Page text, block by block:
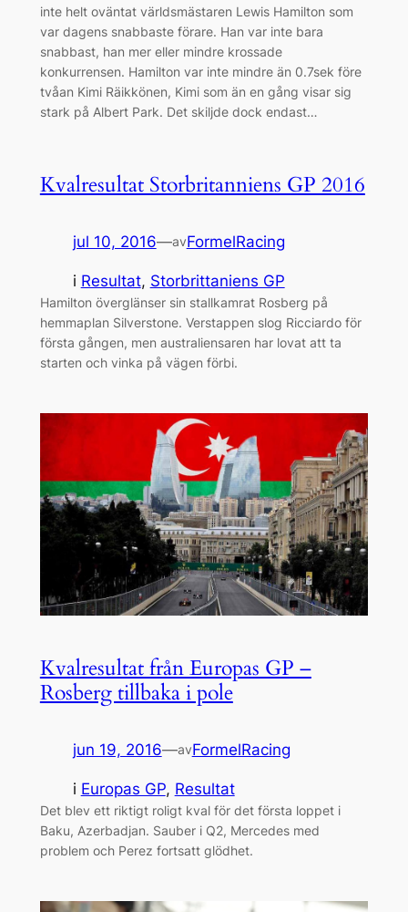
inte helt oväntat världsmästaren Lewis Hamilton som
var dagens snabbaste förare. Han var inte bara
snabbast, han mer eller mindre krossade
konkurrensen. Hamilton var inte mindre än 0.7sek före
tvåan Kimi Räikkönen, Kimi som än en gång visar sig
stark på Albert Park. Det skiljde dock endast…
Kvalresultat Storbritanniens GP 2016
jul 10, 2016—avFormelRacing
i Resultat, Storbrittaniens GP
Hamilton överglänser sin stallkamrat Rosberg på
hemmaplan Silverstone. Verstappen slog Ricciardo för
första gången, men australiensaren har lovat att ta
starten och vinka på vägen förbi.
Kvalresultat från Europas GP –
Rosberg tillbaka i pole
jun 19, 2016—avFormelRacing
i Europas GP, Resultat
Det blev ett riktigt roligt kval för det första loppet i
Baku, Azerbadjan. Sauber i Q2, Mercedes med
problem och Perez fortsatt glödhet.